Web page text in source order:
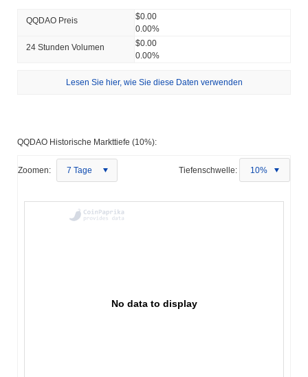
QQDAO Preis
$0.00
0.00%
24 Stunden Volumen
$0.00
0.00%
Lesen Sie hier, wie Sie diese Daten verwenden
QQDAO Historische Markttiefe (10%):
Zoomen: 7 Tage Tiefenschwelle: 10%
No data to display